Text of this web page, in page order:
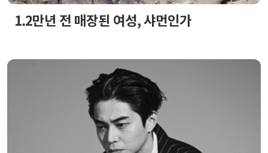
1.2만년 전 매장된 여성, 샤먼인가